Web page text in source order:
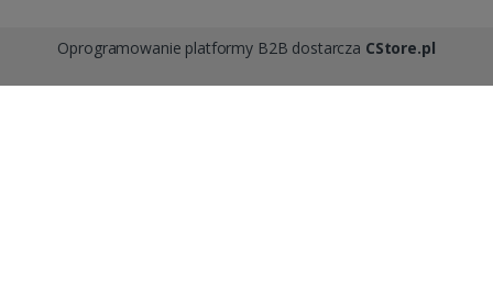
Oprogramowanie platformy B2B dostarcza CStore.pl